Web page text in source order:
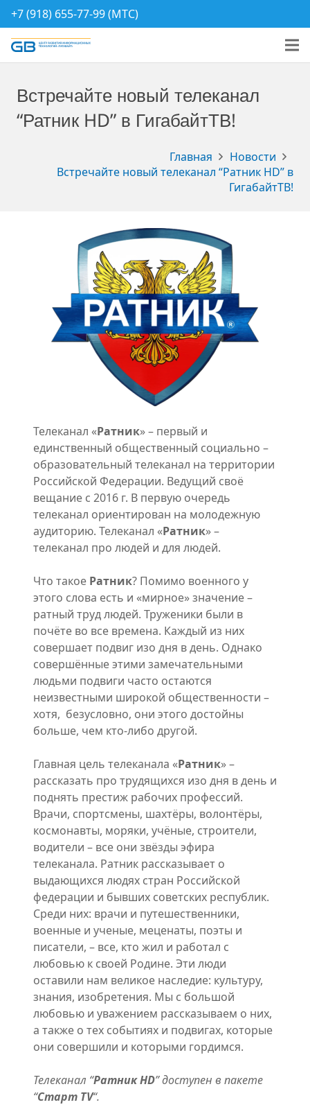
+7 (918) 655-77-99 (МТС)
Встречайте новый телеканал
“Ратник HD” в ГигабайтТВ!
Главная
Новости
Встречайте новый телеканал “Ратник HD” в
ГигабайтТВ!
Телеканал «Ратник» – первый и
единственный общественный социально –
образовательный телеканал на территории
Российской Федерации. Ведущий своё
вещание с 2016 г. В первую очередь
телеканал ориентирован на молодежную
аудиторию. Телеканал «Ратник» –
телеканал про людей и для людей.
Что такое Ратник? Помимо военного у
этого слова есть и «мирное» значение –
ратный труд людей. Труженики были в
почёте во все времена. Каждый из них
совершает подвиг изо дня в день. Однако
совершённые этими замечательными
людьми подвиги часто остаются
неизвестными широкой общественности –
хотя, безусловно, они этого достойны
больше, чем кто-либо другой.
Главная цель телеканала «Ратник» –
рассказать про трудящихся изо дня в день и
поднять престиж рабочих профессий.
Врачи, спортсмены, шахтёры, волонтёры,
космонавты, моряки, учёные, строители,
водители – все они звёзды эфира
телеканала. Ратник рассказывает о
выдающихся людях стран Российской
федерации и бывших советских республик.
Среди них: врачи и путешественники,
военные и ученые, меценаты, поэты и
писатели, – все, кто жил и работал с
любовью к своей Родине. Эти люди
оставили нам великое наследие: культуру,
знания, изобретения. Мы с большой
любовью и уважением рассказываем о них,
а также о тех событиях и подвигах, которые
они совершили и которыми гордимся.
Телеканал “Ратник HD” доступен в пакете
“Старт TV“.